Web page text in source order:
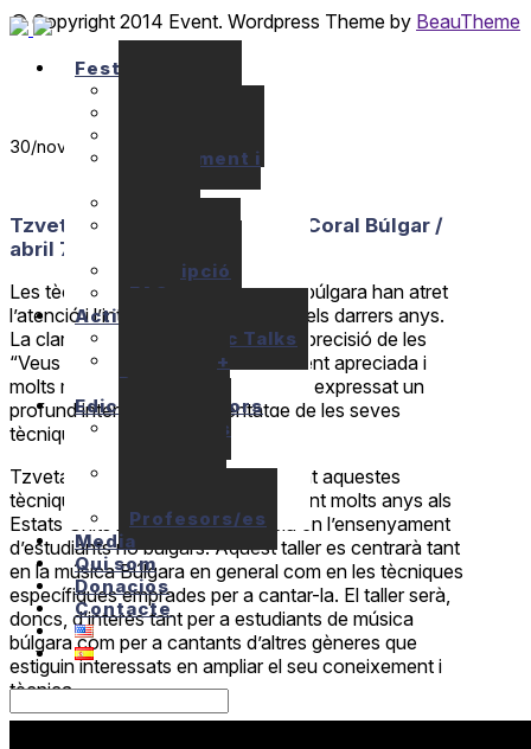
Festival
Allotjament i
Inscripció
FAQ
Activitats
10+1 Music Talks
Briam / E+
Program
Edicions anteriors
Seminaris
Profesors/es
Media
Qui som
Donacios
Contacte
© Copyright 2014 Event. Wordpress Theme by BeauTheme
30/nov
Tzvetanka Varimezova: Cant Coral Búlgar /
abril 7-12, 2017
Les tècniques vocals de la música búlgara han atret
l’atenció i l’interès de tot el món en els darrers anys.
La claredat tonal extraordinària i la precisió de les
“Veus Búlgares” és internacionalment apreciada i
molts músics d’altres tradicions han expressat un
profund interès en l’aprenentatge de les seves
tècniques.
Tzvetanka Varimezova ha ensenyat aquestes
tècniques i el com dominar-les durant molts anys als
Estats Units i té molta experiència en l’ensenyament
d’estudiants no búlgars. Aquest taller es centrarà tant
en la música Búlgara en general com en les tècniques
específiques emprades per a cantar-la. El taller serà,
doncs, d’interès tant per a estudiants de música
búlgara com per a cantants d’altres gèneres que
estiguin interessats en ampliar el seu coneixement i
tècnica.